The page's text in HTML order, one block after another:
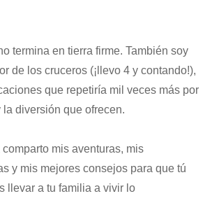
termina en tierra firme. También soy
de los cruceros (¡llevo 4 y contando!),
que repetiría mil veces más por
diversión que ofrecen.
mis aventuras, mis
y mis mejores consejos para que tú
llevar a tu familia a vivir lo